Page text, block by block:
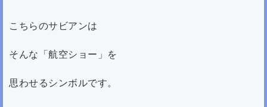
こちらのサビアンは
そんな「航空ショー」を
思わせるシンボルです。